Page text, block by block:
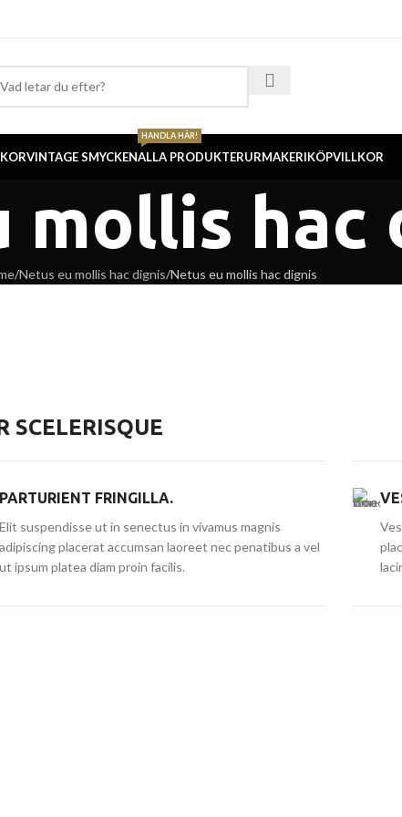
VINTAGE SMYCKENALLA PRODUKTER
HANDLA HÄR!
URMAKERIKÖPVILLKOR
mollis hac
Netus eu mollis hac dignis Netus eu mollis hac dignis
SCELERISQUE
PARTURIENT FRINGILLA.
Elit suspendisse ut in senectus in vivamus magnis
adipiscing placerat accumsan laoreet nec penatibus a vel
ut ipsum platea diam proin facilis.